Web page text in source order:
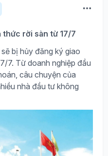
rời sàn từ 17/7
bị hủy đăng ký giao
7. Từ doanh nghiệp đầu
câu chuyện của
nhà đầu tư không